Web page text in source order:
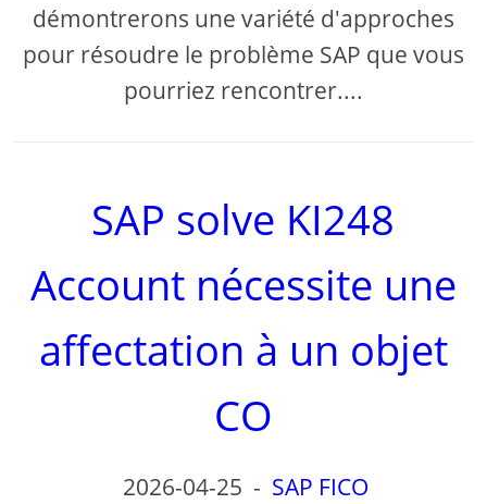
démontrerons une variété d'approches
pour résoudre le problème SAP que vous
pourriez rencontrer....
SAP solve KI248
Account nécessite une
affectation à un objet
CO
2026-04-25 - SAP FICO